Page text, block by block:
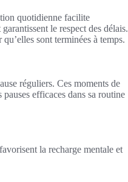
quotidienne facilite
le respect des délais.
sont terminées à temps.
réguliers. Ces moments de
efficaces dans sa routine
la recharge mentale et